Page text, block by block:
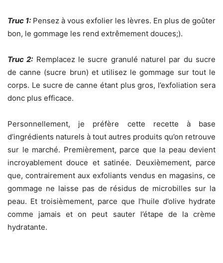
Truc 1: Pensez à vous exfolier les lèvres. En plus de goûter
bon, le gommage les rend extrêmement douces;).
Truc 2: Remplacez le sucre granulé naturel par du sucre
de canne (sucre brun) et utilisez le gommage sur tout le
corps. Le sucre de canne étant plus gros, l’exfoliation sera
donc plus efficace.
Personnellement, je préfère cette recette à base
d’ingrédients naturels à tout autres produits qu’on retrouve
sur le marché. Premièrement, parce que la peau devient
incroyablement douce et satinée. Deuxièmement, parce
que, contrairement aux exfoliants vendus en magasins, ce
gommage ne laisse pas de résidus de microbilles sur la
peau. Et troisièmement, parce que l’huile d’olive hydrate
comme jamais et on peut sauter l’étape de la crème
hydratante.